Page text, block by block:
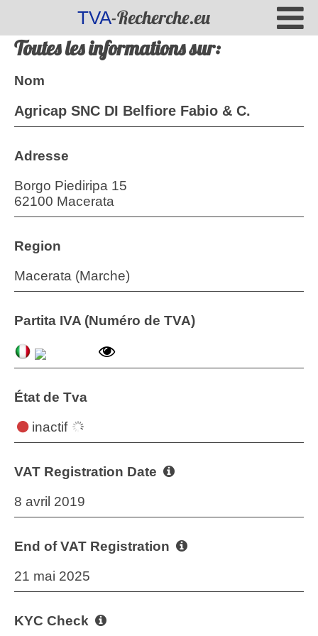
TVA-Recherche.eu
Toutes les informations sur:
Nom
Agricap SNC DI Belfiore Fabio & C.
Adresse
Borgo Piediripa 15
62100 Macerata
Region
Macerata (Marche)
Partita IVA (Numéro de TVA)
État de Tva
inactif
VAT Registration Date
8 avril 2019
End of VAT Registration
21 mai 2025
KYC Check